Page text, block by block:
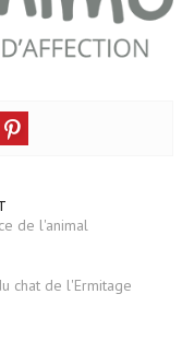
de l'animal
chat de l'Ermitage